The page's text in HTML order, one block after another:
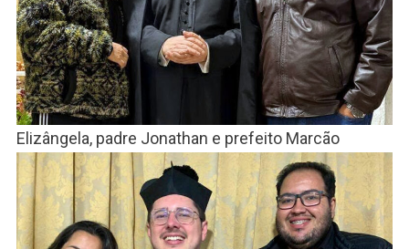
Elizângela, padre Jonathan e prefeito Marcão